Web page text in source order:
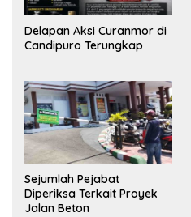
Delapan Aksi Curanmor di
Candipuro Terungkap
Sejumlah Pejabat
Diperiksa Terkait Proyek
Jalan Beton